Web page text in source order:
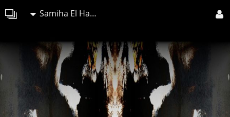
Samiha El Harchi